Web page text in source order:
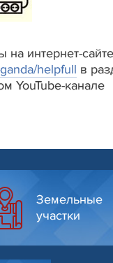
интернет-сайте
helpfull в
YouTube-канале
Земельные
участки